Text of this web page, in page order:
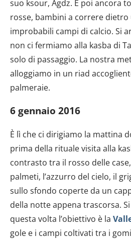
suo ksour, Agdz. E poi ancora
rosse, bambini a correre dietro
improbabili campi di calcio. Si
non ci fermiamo alla kasba di
solo di passaggio. La nostra
alloggiamo in un riad
palmeraie.
6 gennaio 2016
È lì che ci dirigiamo la mattina
prima della rituale visita alla
contrasto tra il rosso delle
palmeti, l’azzurro del cielo, il
sullo sfondo coperte da un
della notte appena trascorsa.
questa volta l’obiettivo è la
gole e i campi coltivati tra i